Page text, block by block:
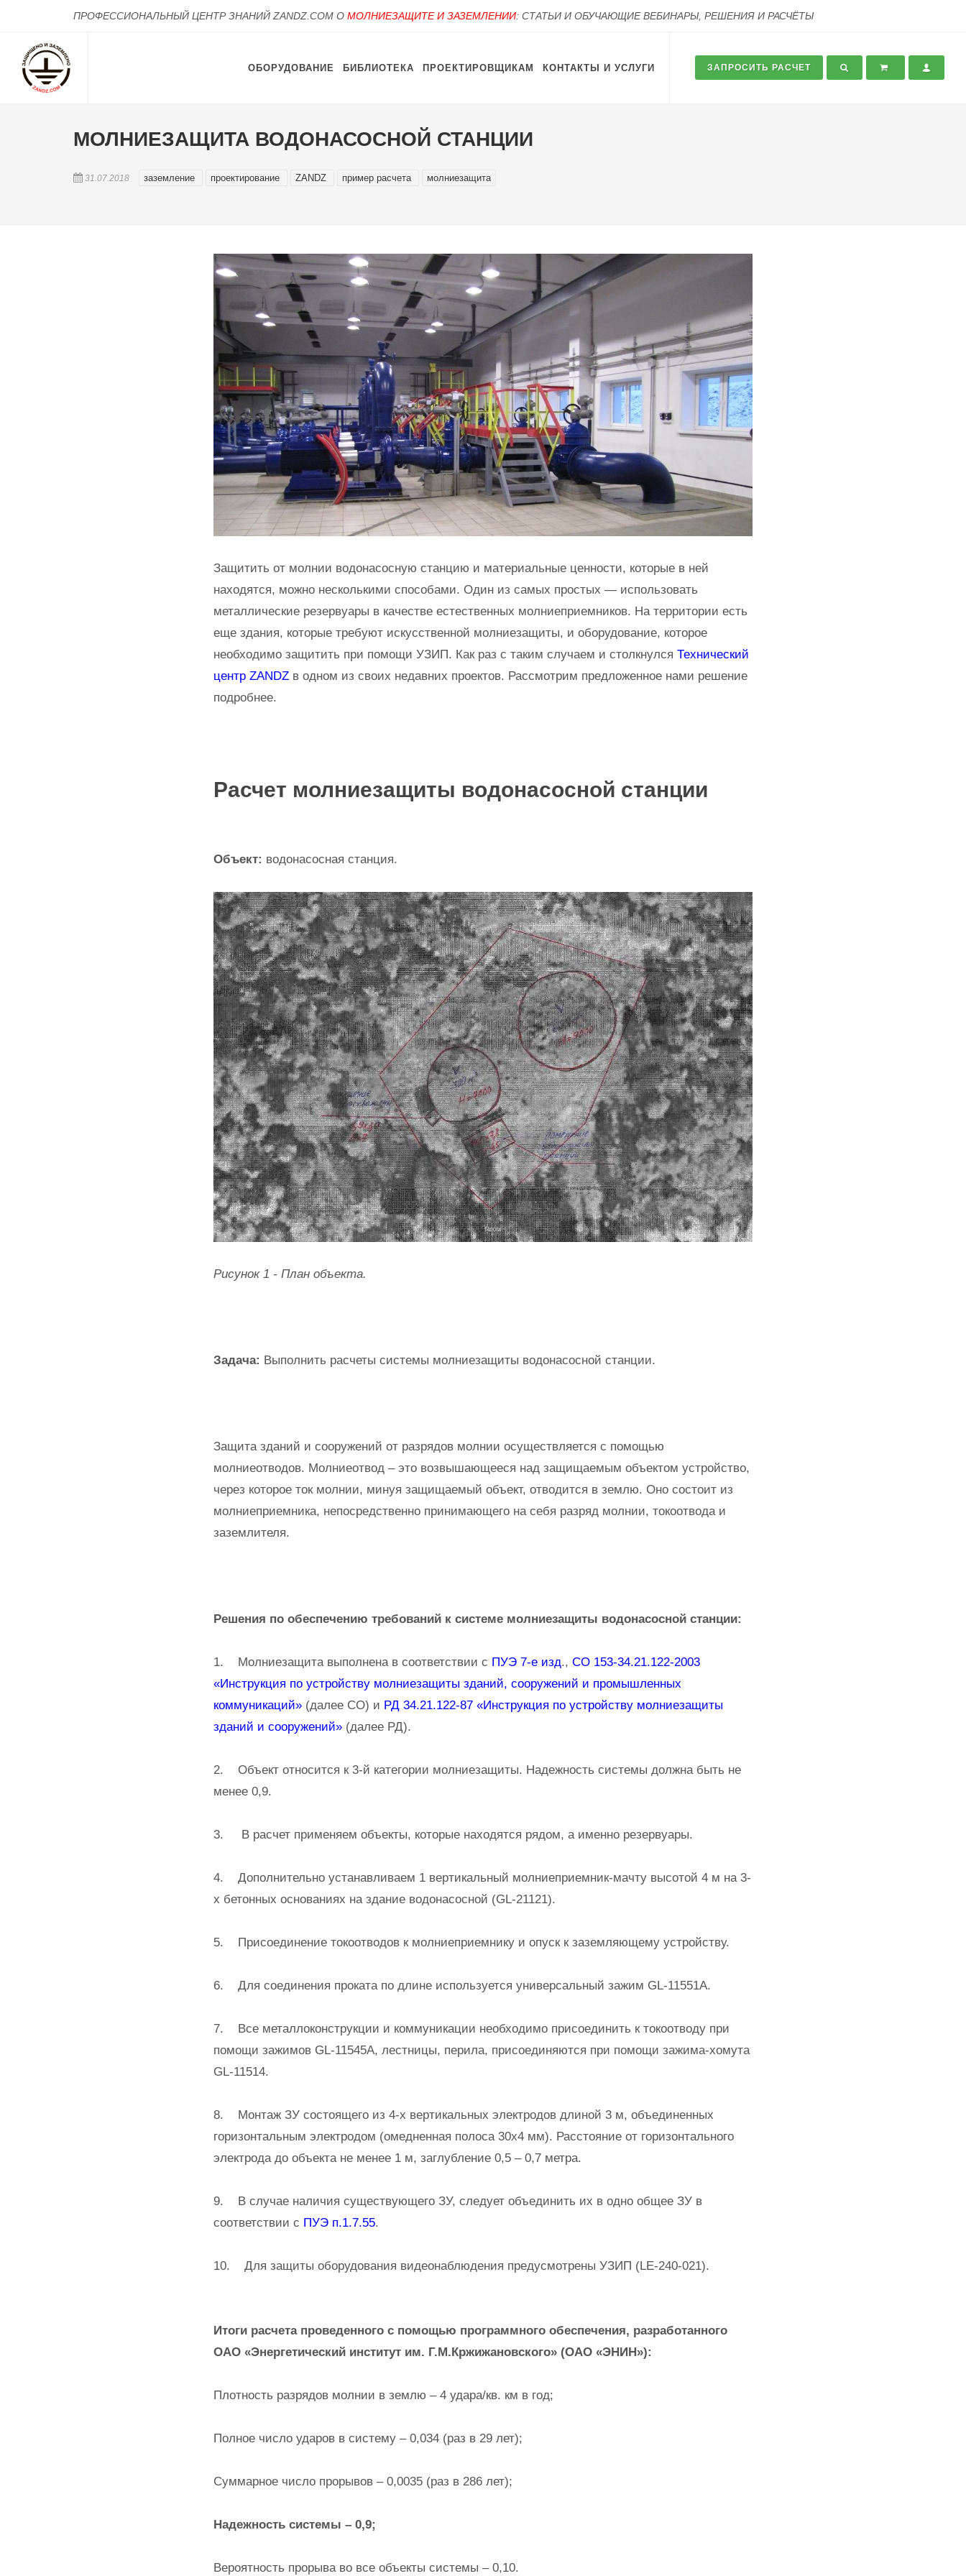
ПРОФЕССИОНАЛЬНЫЙ ЦЕНТР ЗНАНИЙ ZANDZ.COM О МОЛНИЕЗАЩИТЕ И ЗАЗЕМЛЕНИИ: СТАТЬИ И ОБУЧАЮЩИЕ ВЕБИНАРЫ, РЕШЕНИЯ И РАСЧЁТЫ
ОБОРУДОВАНИЕ БИБЛИОТЕКА ПРОЕКТИРОВЩИКАМ КОНТАКТЫ И УСЛУГИ ЗАПРОСИТЬ РАСЧЕТ
МОЛНИЕЗАЩИТА ВОДОНАСОСНОЙ СТАНЦИИ
31.07.2018 заземление проектирование ZANDZ пример расчета молниезащита
Защитить от молнии водонасосную станцию и материальные ценности, которые в ней
находятся, можно несколькими способами. Один из самых простых — использовать
металлические резервуары в качестве естественных молниеприемников. На территории есть
еще здания, которые требуют искусственной молниезащиты, и оборудование, которое
необходимо защитить при помощи УЗИП. Как раз с таким случаем и столкнулся Технический
центр ZANDZ в одном из своих недавних проектов. Рассмотрим предложенное нами решение
подробнее.
Расчет молниезащиты водонасосной станции
Объект: водонасосная станция.
Рисунок 1 - План объекта.
Задача: Выполнить расчеты системы молниезащиты водонасосной станции.
Защита зданий и сооружений от разрядов молнии осуществляется с помощью
молниеотводов. Молниеотвод – это возвышающееся над защищаемым объектом устройство,
через которое ток молнии, минуя защищаемый объект, отводится в землю. Оно состоит из
молниеприемника, непосредственно принимающего на себя разряд молнии, токоотвода и
заземлителя.
Решения по обеспечению требований к системе молниезащиты водонасосной станции:
1. Молниезащита выполнена в соответствии с ПУЭ 7-е изд., СО 153-34.21.122-2003
«Инструкция по устройству молниезащиты зданий, сооружений и промышленных
коммуникаций» (далее СО) и РД 34.21.122-87 «Инструкция по устройству молниезащиты
зданий и сооружений» (далее РД).
2. Объект относится к 3-й категории молниезащиты. Надежность системы должна быть не
менее 0,9.
3. В расчет применяем объекты, которые находятся рядом, а именно резервуары.
4. Дополнительно устанавливаем 1 вертикальный молниеприемник-мачту высотой 4 м на 3-
х бетонных основаниях на здание водонасосной (GL-21121).
5. Присоединение токоотводов к молниеприемнику и опуск к заземляющему устройству.
6. Для соединения проката по длине используется универсальный зажим GL-11551A.
7. Все металлоконструкции и коммуникации необходимо присоединить к токоотводу при
помощи зажимов GL-11545A, лестницы, перила, присоединяются при помощи зажима-хомута
GL-11514.
8. Монтаж ЗУ состоящего из 4-х вертикальных электродов длиной 3 м, объединенных
горизонтальным электродом (омедненная полоса 30х4 мм). Расстояние от горизонтального
электрода до объекта не менее 1 м, заглубление 0,5 – 0,7 метра.
9. В случае наличия существующего ЗУ, следует объединить их в одно общее ЗУ в
соответствии с ПУЭ п.1.7.55.
10. Для защиты оборудования видеонаблюдения предусмотрены УЗИП (LE-240-021).
Итоги расчета проведенного с помощью программного обеспечения, разработанного
ОАО «Энергетический институт им. Г.М.Кржижановского» (ОАО «ЭНИН»):
Плотность разрядов молнии в землю – 4 удара/кв. км в год;
Полное число ударов в систему – 0,034 (раз в 29 лет);
Суммарное число прорывов – 0,0035 (раз в 286 лет);
Надежность системы – 0,9;
Вероятность прорыва во все объекты системы – 0,10.